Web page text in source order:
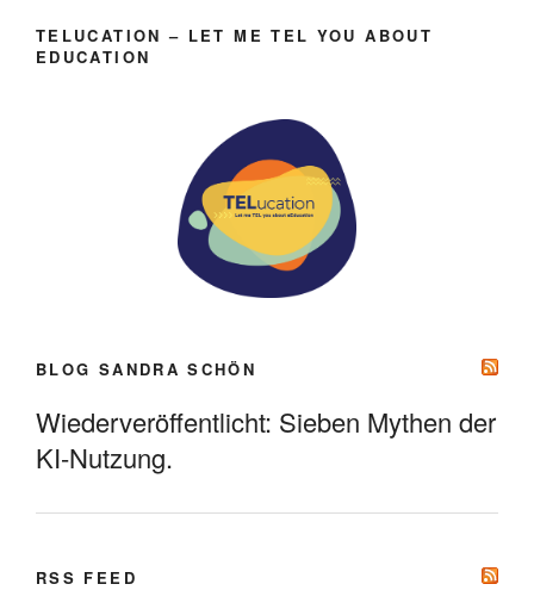
TELUCATION – LET ME TEL YOU ABOUT
EDUCATION
BLOG SANDRA SCHÖN
Wiederveröffentlicht: Sieben Mythen der
KI-Nutzung.
RSS FEED